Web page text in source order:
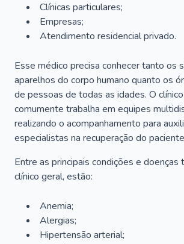
Clínicas particulares;
Empresas;
Atendimento residencial privado.
Esse médico precisa conhecer tanto os
aparelhos do corpo humano quanto os
de pessoas de todas as idades. O
comumente trabalha em equipes
realizando o acompanhamento para
especialistas na recuperação do
Entre as principais condições e doenças
clínico geral, estão:
Anemia;
Alergias;
Hipertensão arterial;